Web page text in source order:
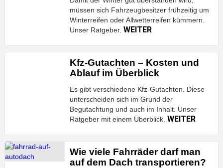
müssen sich Fahrzeugbesitzer frühzeitig um
Winterreifen oder Allwetterreifen kümmern.
Unser Ratgeber. WEITER
Kfz-Gutachten – Kosten und
Ablauf im Überblick
Es gibt verschiedene Kfz-Gutachten. Diese
unterscheiden sich im Grund der
Begutachtung und auch im Inhalt. Unser
Ratgeber mit einem Überblick. WEITER
Wie viele Fahrräder darf man
auf dem Dach transportieren?